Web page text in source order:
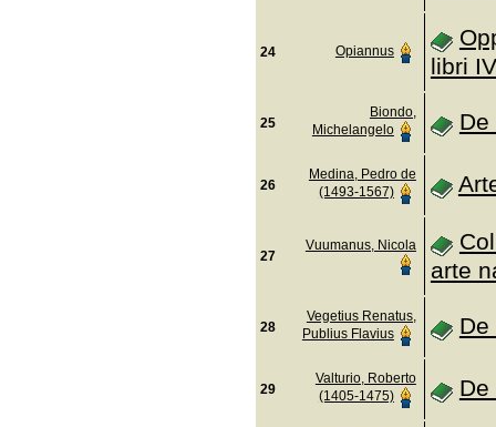
24 Opiannus
libri IV
25
Biondo,
Michelangelo
De
26
Medina, Pedro de
(1493-1567)
27
Vuumanus, Nicola
arte
28
Vegetius Renatus,
Publius Flavius
De
29
Valturio, Roberto
(1405-1475)
De